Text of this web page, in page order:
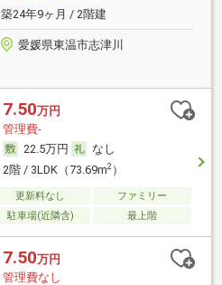
築24年9ヶ月 / 2階建
愛媛県東温市志津川
7.50万円
管理費-
22.5万円
なし
2階 / 3LDK（73.69m2）
更新料なし
ファミリー
駐車場(近隣含) 最上階
7.50万円
管理費なし